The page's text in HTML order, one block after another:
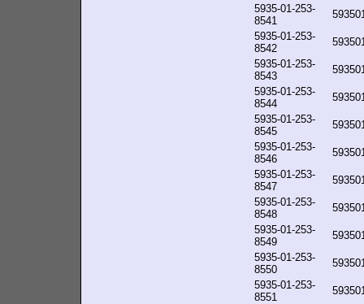
5935-01-253-
8541
5935-01-253-
8542
5935-01-253-
8543
5935-01-253-
8544
5935-01-253-
8545
5935-01-253-
8546
5935-01-253-
8547
5935-01-253-
8548
5935-01-253-
8549
5935-01-253-
8550
5935-01-253-
8551